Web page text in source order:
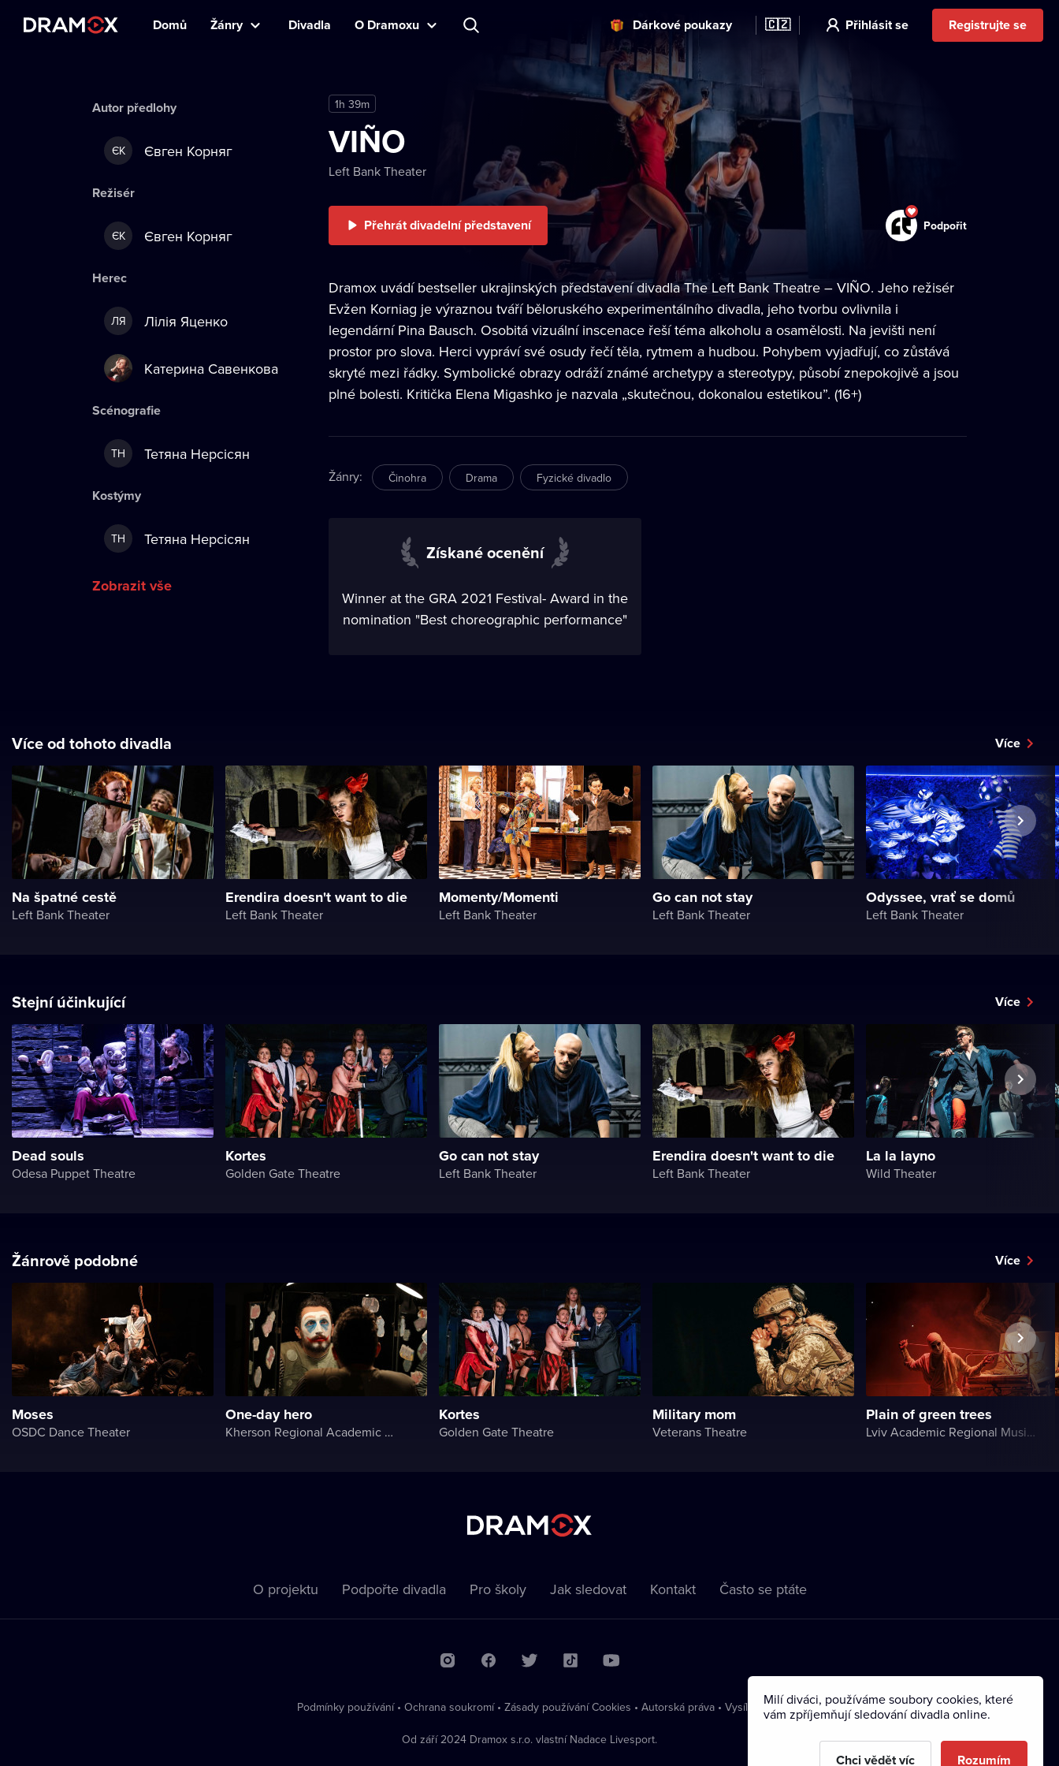
Domů Žánry Divadla O Dramoxu Dárkové poukazy 🇨🇿 Přihlásit se Registrujte se
1h 39m
VIÑO
Left Bank Theater
Přehrát divadelní představení Podpořit
Dramox uvádí bestseller ukrajinských představení divadla The Left Bank Theatre – VIÑO. Jeho režisér
Evžen Korniag je výraznou tváří běloruského experimentálního divadla, jeho tvorbu ovlivnila i
legendární Pina Bausch. Osobitá vizuální inscenace řeší téma alkoholu a osamělosti. Na jevišti není
prostor pro slova. Herci vypráví své osudy řečí těla, rytmem a hudbou. Pohybem vyjadřují, co zůstává
skryté mezi řádky. Symbolické obrazy odráží známé archetypy a stereotypy, působí znepokojivě a jsou
plné bolesti. Kritička Elena Migashko je nazvala „skutečnou, dokonalou estetikou”. (16+)
Žánry: Činohra Drama Fyzické divadlo
Získané ocenění
Winner at the GRA 2021 Festival- Award in the
nomination "Best choreographic performance"
Autor předlohy
ЄК Євген Корняг
Režisér
ЄК Євген Корняг
Herec
ЛЯ Лілія Яценко
Катерина Савенкова
Scénografie
ТН Тетяна Нерсісян
Kostýmy
ТН Тетяна Нерсісян
Zobrazit vše
Více od tohoto divadla Více
Na špatné cestě
Left Bank Theater
Erendira doesn't want to die
Left Bank Theater
Momenty/Momenti
Left Bank Theater
Go can not stay
Left Bank Theater
Odyssee, vrať se domů
Left Bank Theater
Stejní účinkující Více
Dead souls
Odesa Puppet Theatre
Kortes
Golden Gate Theatre
Go can not stay
Left Bank Theater
Erendira doesn't want to die
Left Bank Theater
La la layno
Wild Theater
Žánrově podobné Více
Moses
OSDC Dance Theater
One-day hero
Kherson Regional Academic Music and Drama Theater named after Mykola Kulish
Kortes
Golden Gate Theatre
Military mom
Veterans Theatre
Plain of green trees
Lviv Academic Regional Music and Drama Theater named after Yuriy Drohobych
O projektu Podpořte divadla Pro školy Jak sledovat Kontakt Často se ptáte
Podmínky používání • Ochrana soukromí • Zásady používání Cookies • Autorská práva • Vysílání
Od září 2024 Dramox s.r.o. vlastní Nadace Livesport.
Milí diváci, používáme soubory cookies, které
vám zpříjemňují sledování divadla online.
Chci vědět víc Rozumím